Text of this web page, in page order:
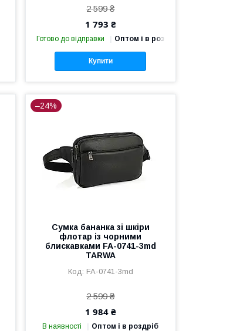
2 599 ₴
1 793 ₴
Готово до відправки Оптом і в роздріб
Купити
–24%
Сумка бананка зі шкіри
флотар із чорними
блискавками FA-0741-3md
TARWA
FA-0741-3md
2 599 ₴
1 984 ₴
В наявності Оптом і в роздріб